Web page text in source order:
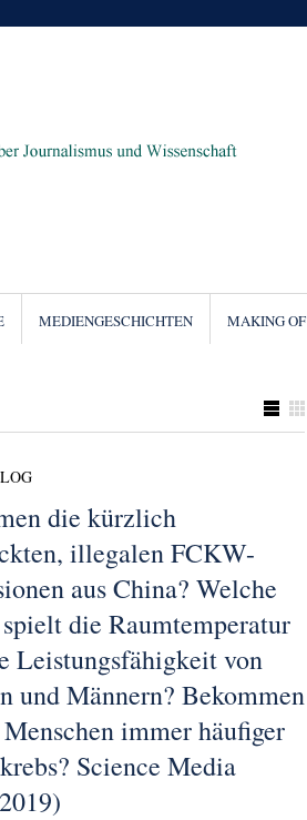
MEDIENGESCHICHTEN MAKING OF
die kürzlich
illegalen FCKW-
aus China? Welche
die Raumtemperatur
Leistungsfähigkeit von
und Männern? Bekommen
immer häufiger
Science Media